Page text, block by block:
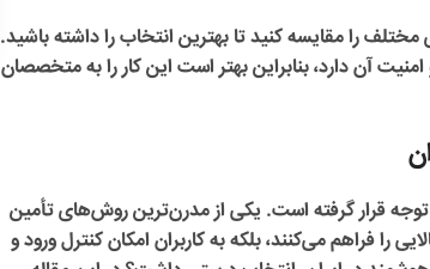
را مقایسه کنید تا بهترین انتخاب را داشته باشید.
آن دارد، بنابراین بهتر است این کار را به متخصصان
قرار گرفته است. یکی از مدرن‌ترین روش‌های تأمین
را فراهم می‌کنند، بلکه به کاربران امکان کنترل ورود و